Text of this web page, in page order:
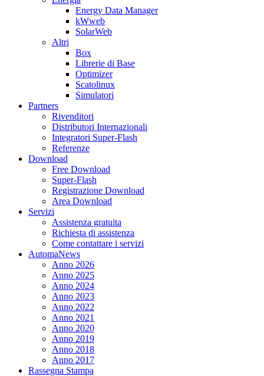
Energy Data Manager
kWweb
SolarWeb
Altri
Box
Librerie di Base
Optimizer
Scatolinux
Simulatori
Partners
Rivenditori
Distributori Internazionali
Integratori Super-Flash
Referenze
Download
Free Download
Super-Flash
Registrazione Download
Area Download
Servizi
Assistenza gratuita
Richiesta di assistenza
Come contattare i servizi
AutomaNews
Anno 2026
Anno 2025
Anno 2024
Anno 2023
Anno 2022
Anno 2021
Anno 2020
Anno 2019
Anno 2018
Anno 2017
Rassegna Stampa